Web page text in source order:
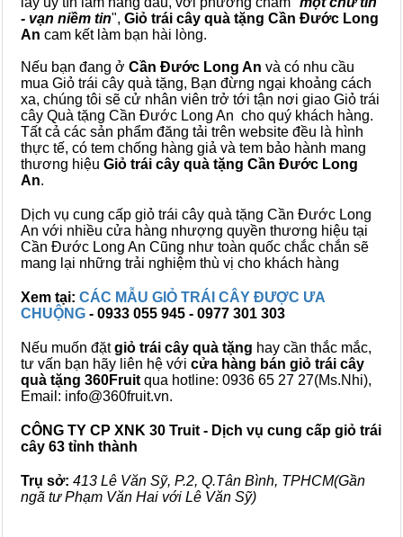
- vạn niềm tin", Giỏ trái cây quà tặng Cần Đước Long
An cam kết làm bạn hài lòng.
Nếu bạn đang ở Cần Đước Long An và có nhu cầu
mua Giỏ trái cây quà tặng, Bạn đừng ngại khoảng cách
xa, chúng tôi sẽ cử nhân viên trở tới tận nơi giao Giỏ trái
cây Quà tặng Cần Đước Long An cho quý khách hàng.
Tất cả các sản phẩm đăng tải trên website đều là hình
thực tế, có tem chống hàng giả và tem bảo hành mang
thương hiệu Giỏ trái cây quà tặng Cần Đước Long
An.
Dịch vụ cung cấp giỏ trái cây quà tặng Cần Đước Long
An với nhiều cửa hàng nhượng quyền thương hiệu tại
Cần Đước Long An Cũng như toàn quốc chắc chắn sẽ
mang lại những trải nghiệm thù vị cho khách hàng
Xem tại: CÁC MẪU GIỎ TRÁI CÂY ĐƯỢC ƯA
CHUỘNG - 0933 055 945 - 0977 301 303
Nếu muốn đặtgiỏ trái cây quà tặng hay cần thắc mắc,
tư vấn bạn hãy liên hệ với cửa hàng bán giỏ trái cây
quà tặng 360Fruit qua hotline: 0936 65 27 27(Ms.Nhi),
Email: info@360fruit.vn.
CÔNG TY CP XNK 30 Truit - Dịch vụ cung cấp giỏ trái
cây 63 tỉnh thành
Trụ sở: 413 Lê Văn Sỹ, P.2, Q.Tân Bình, TPHCM(Gần
ngã tư Phạm Văn Hai với Lê Văn Sỹ)